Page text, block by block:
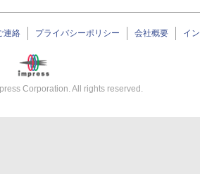
連絡 プライバシーポリシー 会社概要 イ
Corporation. All rights reserved.